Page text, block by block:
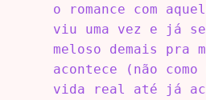
o romance com
viu uma vez e já
meloso demais pra
acontece (não
vida real até já